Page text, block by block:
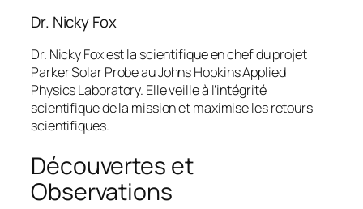
Dr. Nicky Fox
Dr. Nicky Fox est la scientifique en chef du projet
Parker Solar Probe au Johns Hopkins Applied
Physics Laboratory. Elle veille à l’intégrité
scientifique de la mission et maximise les retours
scientifiques.
Découvertes et
Observations